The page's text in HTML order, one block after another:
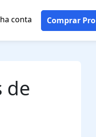
conta Comprar Pro
de